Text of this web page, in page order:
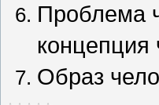
Проблема
концепция
Образ